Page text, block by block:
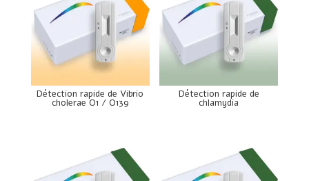
Détection rapide de Vibrio
cholerae O1 / O139
Détection rapide de
chlamydia